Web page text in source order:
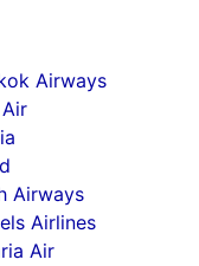
Airways
Airways
Airlines
Air